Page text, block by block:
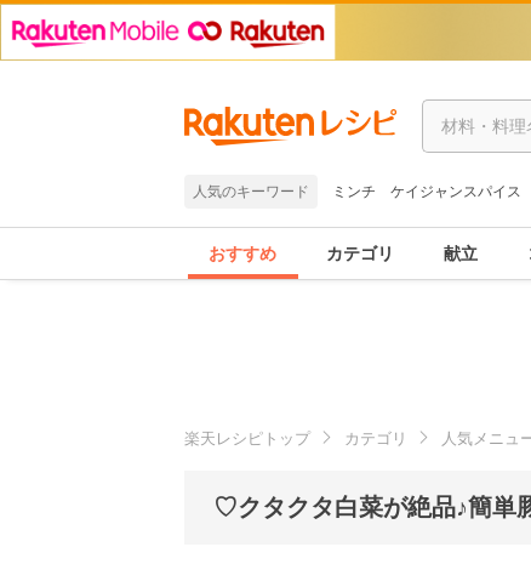
人気のキーワード ミンチ ケイジャンスパイス
おすすめ カテゴリ 献立
楽天レシピトップ カテゴリ 人気メニュ
♡クタクタ白菜が絶品♪簡単